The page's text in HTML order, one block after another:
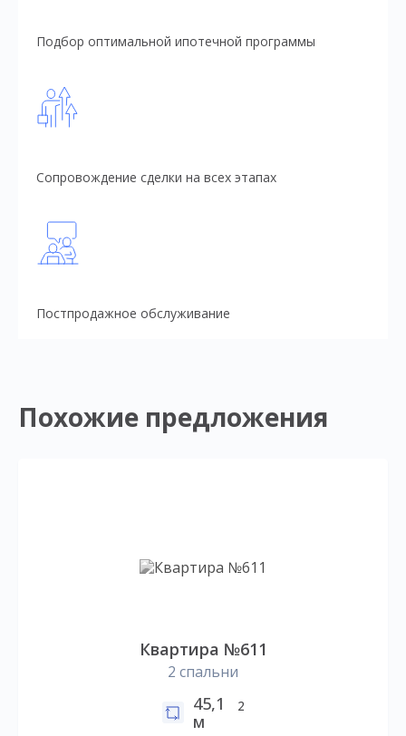
Подбор оптимальной ипотечной программы
Сопровождение сделки на всех этапах
Постпродажное обслуживание
Похожие предложения
Квартира №611
2 спальни
45,1
м
2